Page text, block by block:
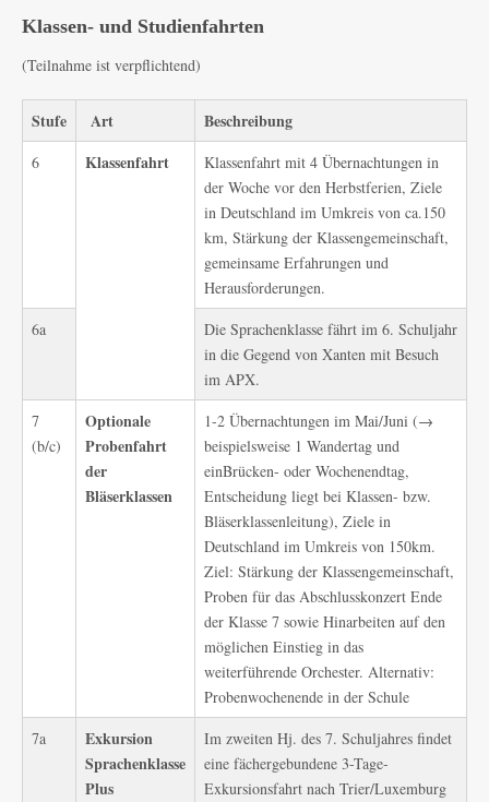
Klassen- und Studienfahrten
(Teilnahme ist verpflichtend)
Stufe Art Beschreibung
6 Klassenfahrt
Klassenfahrt mit 4 Übernachtungen in
der Woche vor den Herbstferien, Ziele
in Deutschland im Umkreis von ca.150
km, Stärkung der Klassengemeinschaft,
gemeinsame Erfahrungen und
Herausforderungen.
6a
Die Sprachenklasse fährt im 6. Schuljahr
in die Gegend von Xanten mit Besuch
im APX.
7
(b/c)
Optionale
Probenfahrt
der
Bläserklassen
1-2 Übernachtungen im Mai/Juni (→
beispielsweise 1 Wandertag und
einBrücken- oder Wochenendtag,
Entscheidung liegt bei Klassen- bzw.
Bläserklassenleitung), Ziele in
Deutschland im Umkreis von 150km.
Ziel: Stärkung der Klassengemeinschaft,
Proben für das Abschlusskonzert Ende
der Klasse 7 sowie Hinarbeiten auf den
möglichen Einstieg in das
weiterführende Orchester. Alternativ:
Probenwochenende in der Schule
7a
Exkursion
Sprachenklasse
Plus
Im zweiten Hj. des 7. Schuljahres findet
eine fächergebundene 3-Tage-
Exkursionsfahrt nach Trier/Luxemburg